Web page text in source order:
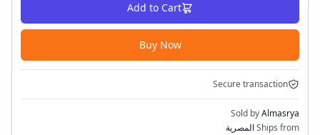
Add to Cart
Buy Now
Secure transaction
Sold byAlmasrya
Ships fromالمصرية